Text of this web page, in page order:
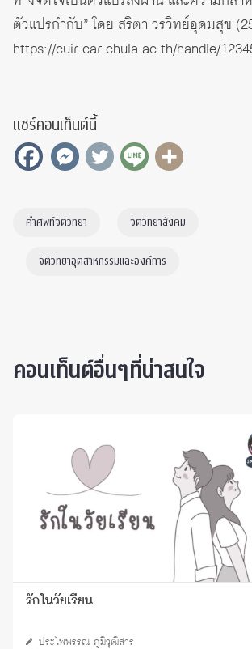
ตัวแปรกำกับ” โดย สริตา วรวิทย์อุดมสุข
https://cuir.car.chula.ac.th/handle/
แชร์คอนเท็นต์นี้
คำศัพท์จิตวิทยา จิตวิทยาสังคม
จิตวิทยาอุตสาหกรรมและองค์การ
คอนเท็นต์อื่นๆที่น่าสนใจ
รักในวัยเรียน
ประไพพรรณ ภูมิวุฒิสาร